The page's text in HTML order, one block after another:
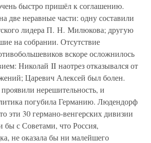
быстро пришёл к соглашению.
две неравные части: одну составили
лидера П. Н. Милюкова; другую
на собрании. Отсутствие
вскоре осложнилось
Николай II наотрез отказывался от
Царевич Алексей был болен.
нерешительность, и
погубила Германию. Людендорф
эти 30 германо-венгерских дивизии
бы с Советами, что Россия,
не оказала бы ни малейшего